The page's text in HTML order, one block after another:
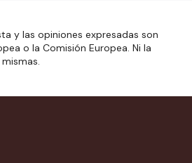
y las opiniones expresadas son
o la Comisión Europea. Ni la